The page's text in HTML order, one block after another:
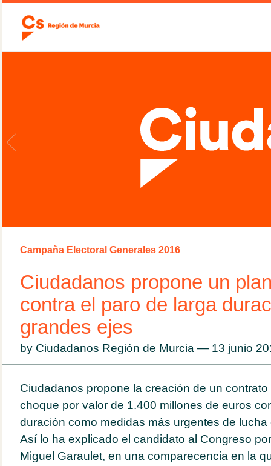
Campaña Electoral Generales 2016
Ciudadanos propone un
contra el paro de larga
grandes ejes
by Ciudadanos Región de Murcia — 13 junio
Ciudadanos propone la creación de un
choque por valor de 1.400 millones de euros
duración como medidas más urgentes de
Así lo ha explicado el candidato al Congreso
Miguel Garaulet, en una comparecencia en la